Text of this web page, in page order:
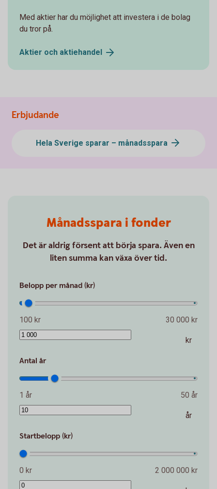
Med aktier har du möjlighet att investera i de bolag
du tror på.
Aktier och aktiehandel
Erbjudande
Hela Sverige sparar – månadsspara
Månadsspara i fonder
Det är aldrig försent att börja spara. Även en
liten summa kan växa över tid.
Belopp per månad (kr)
100 kr 30 000 kr
kr
Antal år
1 år 50 år
år
Startbelopp (kr)
0 kr 2 000 000 kr